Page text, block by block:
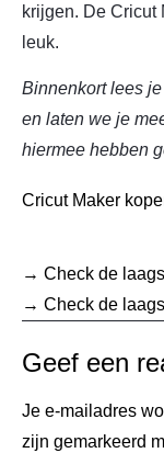
krijgen. De Cricut
leuk.
Binnenkort lees
en laten we je
hiermee hebben
Cricut Maker
→ Check de
→ Check de
Geef een
Je e-mailadres
zijn gemarkeerd